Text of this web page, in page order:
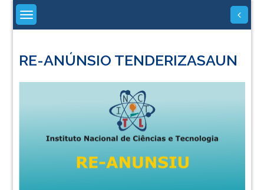
Skip
content
RE-ANÚNSIO TENDERIZASAUN